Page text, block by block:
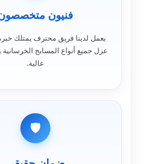
فنيون
يعمل لدينا فريق محترف يمتلك
عزل جميع أنواع المسابح الخرسانية
عالية.
🛡️